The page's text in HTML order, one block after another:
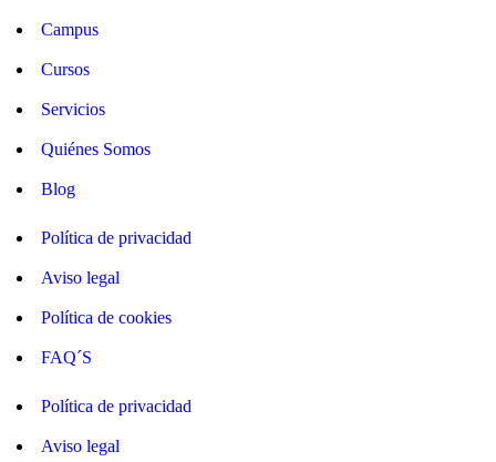
Campus
Cursos
Servicios
Quiénes Somos
Blog
Política de privacidad
Aviso legal
Política de cookies
FAQ´S
Política de privacidad
Aviso legal